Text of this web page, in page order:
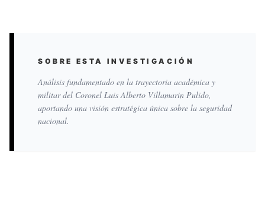
SOBRE ESTA INVESTIGACIÓN
Análisis fundamentado en la trayectoria académica y
militar del Coronel Luis Alberto Villamarin Pulido,
aportando una visión estratégica única sobre la seguridad
nacional.